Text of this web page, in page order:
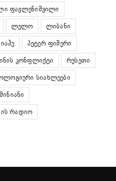
ფავლენიშვილი
ლელო
ლიბანი
პეტერ ფიშერი
კონფლიქტი
რუსეთი
სიახლეები
რადიო